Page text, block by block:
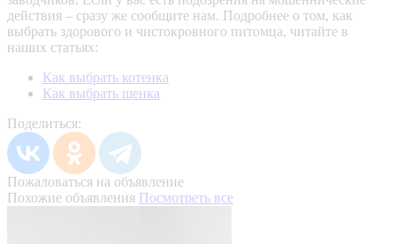
действия – сразу же сообщите нам. Подробнее о том, как
выбрать здорового и чистокровного питомца, читайте в
наших статьях:
Как выбрать котенка
Как выбрать щенка
Поделиться:
Пожаловаться на объявление
Похожие объявления Посмотреть все